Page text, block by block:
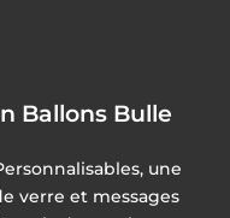
Ballons Bulle
une
verre et messages